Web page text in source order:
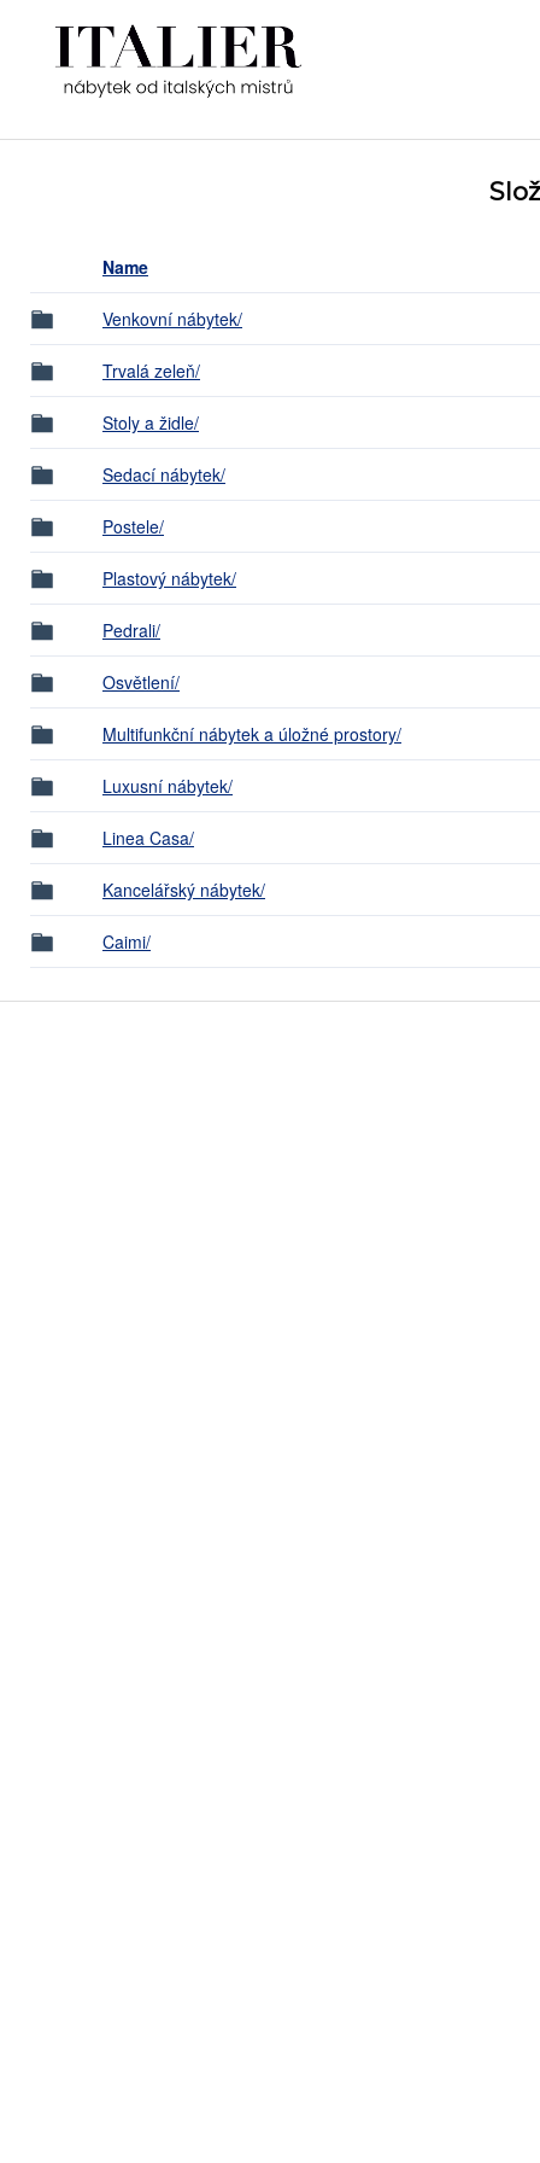
Name
Venkovní nábytek/
Trvalá zeleň/
Stoly a židle/
Sedací nábytek/
Postele/
Plastový nábytek/
Pedrali/
Osvětlení/
Multifunkční nábytek a úložné prostory/
Luxusní nábytek/
Linea Casa/
Kancelářský nábytek/
Caimi/